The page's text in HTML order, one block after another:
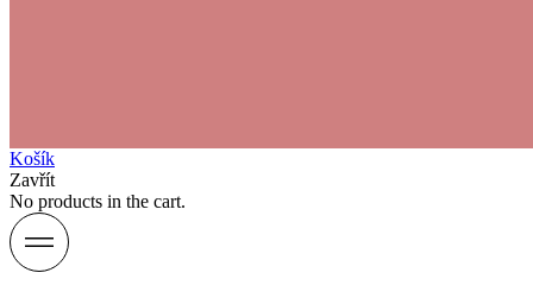
Košík
Zavřít
No products in the cart.